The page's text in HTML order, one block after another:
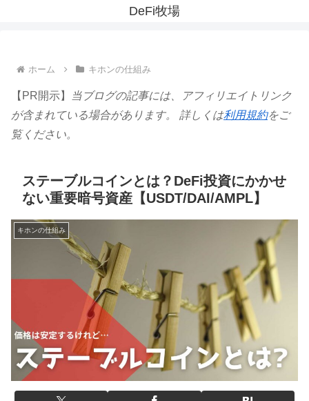
DeFi牧場
ホーム キホンの仕組み
【PR開示】
当ブログの記事には、アフィリエイトリンク
が含まれている場合があります。 詳しくは利用規約をご
覧ください。
ステーブルコインとは？DeFi投資にかかせ
ない重要暗号資産【USDT/DAI/AMPL】
キホンの仕組み